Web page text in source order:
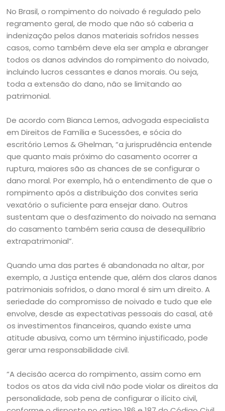
No Brasil, o rompimento do noivado é regulado pelo
regramento geral, de modo que não só caberia a
indenização pelos danos materiais sofridos nesses
casos, como também deve ela ser ampla e abranger
todos os danos advindos do rompimento do noivado,
incluindo lucros cessantes e danos morais. Ou seja,
toda a extensão do dano, não se limitando ao
patrimonial.
De acordo com Bianca Lemos, advogada especialista
em Direitos de Família e Sucessões, e sócia do
escritório Lemos & Ghelman, “a jurisprudência entende
que quanto mais próximo do casamento ocorrer a
ruptura, maiores são as chances de se configurar o
dano moral. Por exemplo, há o entendimento de que o
rompimento após a distribuição dos convites seria
vexatório o suficiente para ensejar dano. Outros
sustentam que o desfazimento do noivado na semana
do casamento também seria causa de desequilíbrio
extrapatrimonial”.
Quando uma das partes é abandonada no altar, por
exemplo, a Justiça entende que, além dos claros danos
patrimoniais sofridos, o dano moral é sim um direito. A
seriedade do compromisso de noivado e tudo que ele
envolve, desde as expectativas pessoais do casal, até
os investimentos financeiros, quando existe uma
atitude abusiva, como um término injustificado, pode
gerar uma responsabilidade civil.
“A decisão acerca do rompimento, assim como em
todos os atos da vida civil não pode violar os direitos da
personalidade, sob pena de configurar o ilícito civil,